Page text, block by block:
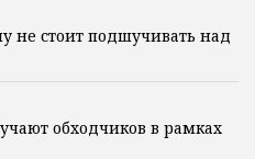
не стоит подшучивать над
обходчиков в рамках